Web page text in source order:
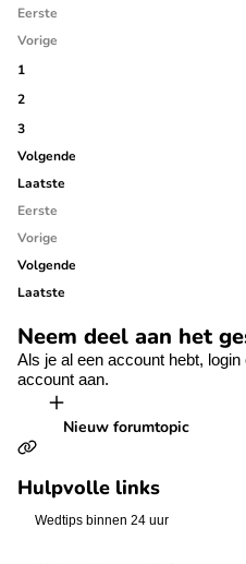
Eerste
Vorige
1
2
3
Volgende
Laatste
Eerste
Vorige
Volgende
Laatste
Neem deel aan het
Als je al een account hebt, login
account aan.
Nieuw forumtopic
Hulpvolle links
Wedtips binnen 24 uur